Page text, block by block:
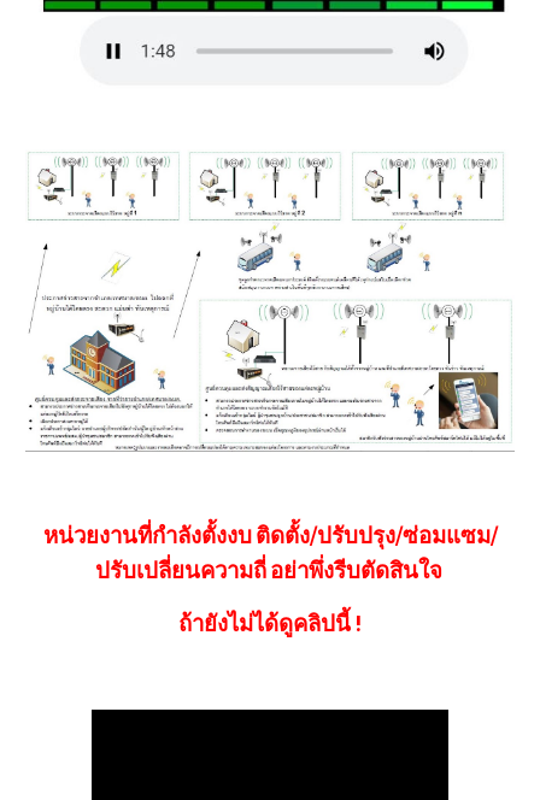
หน่วยงานที่กำลังตั้งงบ ติดตั้ง/ปรับปรุง/ซ่อมแซม/
ปรับเปลี่ยนความถี่ อย่าพึ่งรีบตัดสินใจ
ถ้ายังไม่ได้ดูคลิปนี้ !